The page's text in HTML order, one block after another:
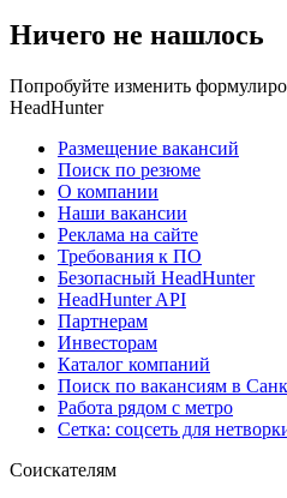
Ничего не нашлось
Попробуйте изменить
HeadHunter
Размещение вакансий
Поиск по резюме
О компании
Наши вакансии
Реклама на сайте
Требования к ПО
Безопасный HeadHunter
HeadHunter API
Партнерам
Инвесторам
Каталог компаний
Поиск по вакансиям в
Работа рядом с метро
Сетка: соцсеть для
Соискателям